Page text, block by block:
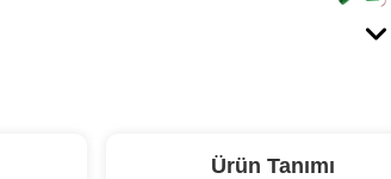
Ürün Tanımı